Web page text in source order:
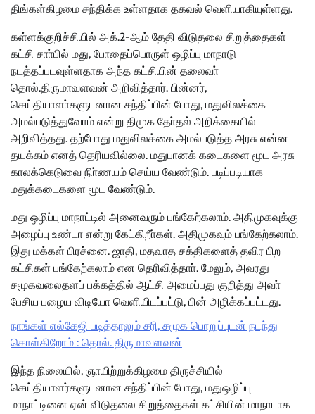
திங்கள்கிழமை சந்திக்க உள்ளதாக தகவல் வெளியாகியுள்ளது.
கள்ளக்குறிச்சியில் அக்.2-ஆம் தேதி விடுதலை சிறுத்தைகள்
கட்சி சாா்பில் மது, போதைப்பொருள் ஒழிப்பு மாநாடு
நடத்தப்படவுள்ளதாக அந்த கட்சியின் தலைவா்
தொல்.திருமாவளவன் அறிவித்தார். பின்னர்,
செய்தியாளா்களுடனான சந்திப்பின் போது, மதுவிலக்கை
அமல்படுத்துவோம் என்று திமுக தோ்தல் அறிக்கையில்
அறிவித்தது. தற்போது மதுவிலக்கை அமல்படுத்த அரசு என்ன
தயக்கம் எனத் தெரியவில்லை. மதுபானக் கடைகளை மூட அரசு
காலக்கெடுவை நிா்ணயம் செய்ய வேண்டும். படிப்படியாக
மதுக்கடைகளை மூட வேண்டும்.
மது ஒழிப்பு மாநாட்டில் அனைவரும் பங்கேற்கலாம். அதிமுகவுக்கு
அழைப்பு உண்டா என்று கேட்கிறீா்கள். அதிமுகவும் பங்கேற்கலாம்.
இது மக்கள் பிரச்னை. ஜாதி, மதவாத சக்திகளைத் தவிர பிற
கட்சிகள் பங்கேற்கலாம் என தெரிவித்தாா். மேலும், அவரது
சமூகவலைதளப் பக்கத்தில் ஆட்சி அமைப்பது குறித்து அவா்
பேசிய பழைய விடியோ வெளியிடப்பட்டு, பின் அழிக்கப்பட்டது.
நாங்கள் எல்கேஜி படித்தாலும் சரி, சமூக பொறுப்புடன் நடந்து
கொள்கிறோம் : தொல். திருமாவளவன்
இந்த நிலையில், ஞாயிற்றுக்கிழமை திருச்சியில்
செய்தியாளர்களுடனான சந்திப்பின் போது, மதுஒழிப்பு
மாநாட்டினை ஏன் விடுதலை சிறுத்தைகள் கட்சியின் மாநாடாக